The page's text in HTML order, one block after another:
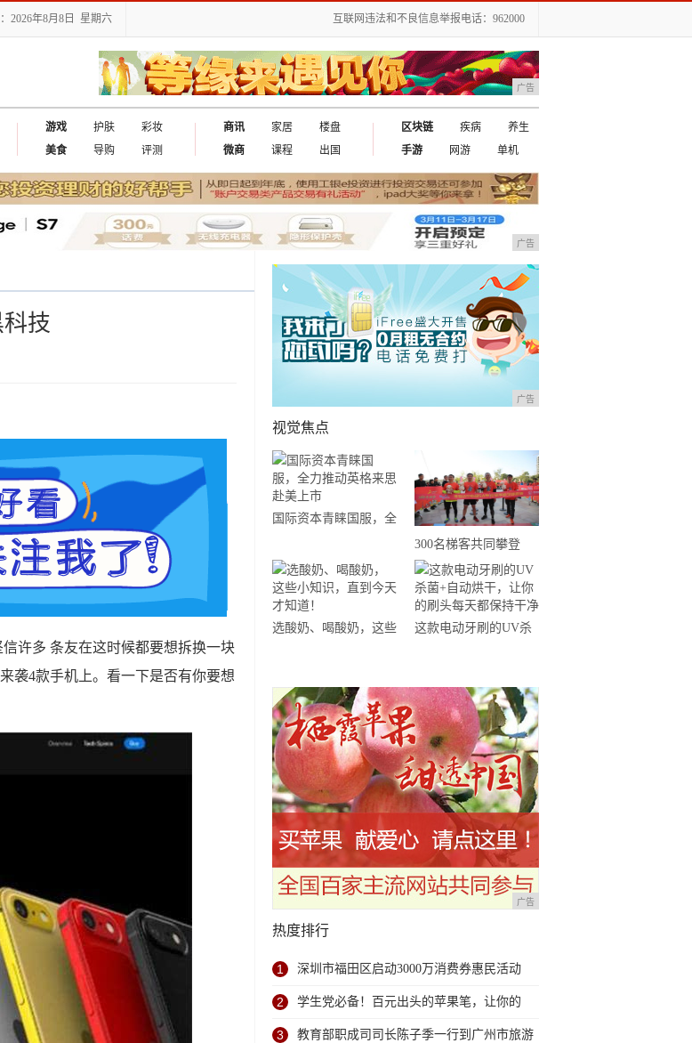
2026年8月8日 星期六 互联网违法和不良信息举报电话：962000
广告
游戏 护肤
彩妆
美食
导购 评测
商讯 家居
楼盘
微商
课程 出国
区块链 疾病
养生
手游
网游 单机
广告
技
许多 条友在这时候都要想拆换一块
袭4款手机上。看一下是否有你要想
广告
视觉焦点
国际资本青睐国服，全
市
300名梯客共同攀登
2019国际垂直马拉松超
级精英赛顺德海骏达中
心站欢乐开跑
选酸奶、喝酸奶，这些
这款电动牙刷的UV杀
广告
热度排行
1 深圳市福田区启动3000万消费券惠民活动
2 学生党必备！百元出头的苹果笔，让你的
iPad成为学习神器
3 教育部职成司司长陈子季一行到广州市旅游